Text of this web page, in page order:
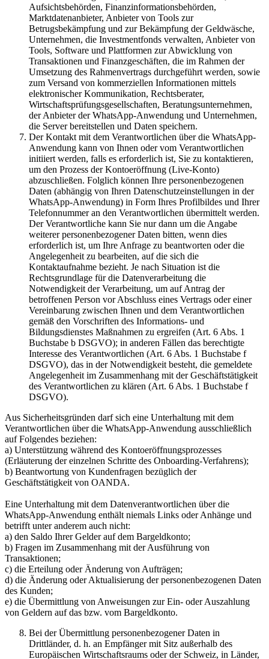
Aufsichtsbehörden, Finanzinformationsbehörden,
Marktdatenanbieter, Anbieter von Tools zur
Betrugsbekämpfung und zur Bekämpfung der Geldwäsche,
Unternehmen, die Investmentfonds verwalten, Anbieter von
Tools, Software und Plattformen zur Abwicklung von
Transaktionen und Finanzgeschäften, die im Rahmen der
Umsetzung des Rahmenvertrags durchgeführt werden, sowie
zum Versand von kommerziellen Informationen mittels
elektronischer Kommunikation, Rechtsberater,
Wirtschaftsprüfungsgesellschaften, Beratungsunternehmen,
der Anbieter der WhatsApp-Anwendung und Unternehmen,
die Server bereitstellen und Daten speichern.
Der Kontakt mit dem Verantwortlichen über die WhatsApp-
Anwendung kann von Ihnen oder vom Verantwortlichen
initiiert werden, falls es erforderlich ist, Sie zu kontaktieren,
um den Prozess der Kontoeröffnung (Live-Konto)
abzuschließen. Folglich können Ihre personenbezogenen
Daten (abhängig von Ihren Datenschutzeinstellungen in der
WhatsApp-Anwendung) in Form Ihres Profilbildes und Ihrer
Telefonnummer an den Verantwortlichen übermittelt werden.
Der Verantwortliche kann Sie nur dann um die Angabe
weiterer personenbezogener Daten bitten, wenn dies
erforderlich ist, um Ihre Anfrage zu beantworten oder die
Angelegenheit zu bearbeiten, auf die sich die
Kontaktaufnahme bezieht. Je nach Situation ist die
Rechtsgrundlage für die Datenverarbeitung die
Notwendigkeit der Verarbeitung, um auf Antrag der
betroffenen Person vor Abschluss eines Vertrags oder einer
Vereinbarung zwischen Ihnen und dem Verantwortlichen
gemäß den Vorschriften des Informations- und
Bildungsdienstes Maßnahmen zu ergreifen (Art. 6 Abs. 1
Buchstabe b DSGVO); in anderen Fällen das berechtigte
Interesse des Verantwortlichen (Art. 6 Abs. 1 Buchstabe f
DSGVO), das in der Notwendigkeit besteht, die gemeldete
Angelegenheit im Zusammenhang mit der Geschäftstätigkeit
des Verantwortlichen zu klären (Art. 6 Abs. 1 Buchstabe f
DSGVO).
Aus Sicherheitsgründen darf sich eine Unterhaltung mit dem
Verantwortlichen über die WhatsApp-Anwendung ausschließlich
auf Folgendes beziehen:
a) Unterstützung während des Kontoeröffnungsprozesses
(Erläuterung der einzelnen Schritte des Onboarding-Verfahrens);
b) Beantwortung von Kundenfragen bezüglich der
Geschäftstätigkeit von OANDA.
Eine Unterhaltung mit dem Datenverantwortlichen über die
WhatsApp-Anwendung enthält niemals Links oder Anhänge und
betrifft unter anderem auch nicht:
a) den Saldo Ihrer Gelder auf dem Bargeldkonto;
b) Fragen im Zusammenhang mit der Ausführung von
Transaktionen;
c) die Erteilung oder Änderung von Aufträgen;
d) die Änderung oder Aktualisierung der personenbezogenen Daten
des Kunden;
e) die Übermittlung von Anweisungen zur Ein- oder Auszahlung
von Geldern auf das bzw. vom Bargeldkonto.
Bei der Übermittlung personenbezogener Daten in
Drittländer, d. h. an Empfänger mit Sitz außerhalb des
Europäischen Wirtschaftsraums oder der Schweiz, in Länder,